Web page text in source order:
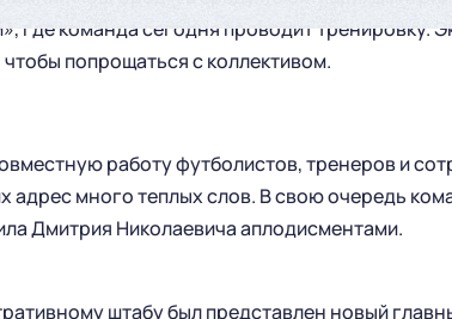
где команда сегодня проводит тренировку.
попрощаться с коллективом.
работу футболистов, тренеров и
адрес много теплых слов. В свою очередь
Дмитрия Николаевича аплодисментами.
штабу был представлен новый